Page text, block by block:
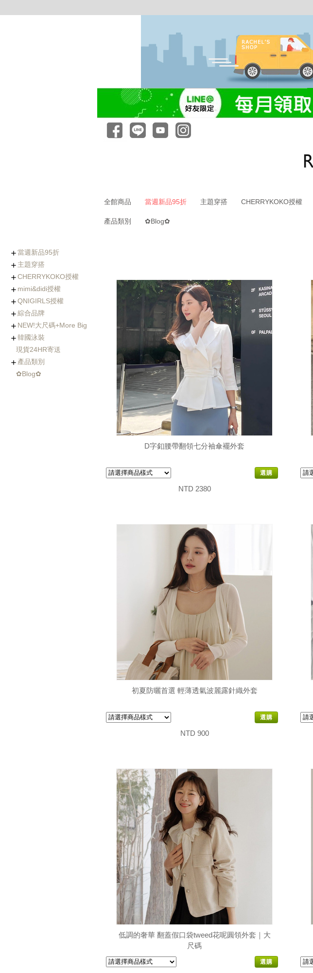
全館商品 當週新品95折 主題穿搭 CHERRYKOKO授權
產品類別 ✿Blog✿
當週新品95折
0806-0812新品
(8/5~8/12優惠95折)
0730-0805新品
0723-0729新品
0716-0722新品
0702-0708新品
主題穿搭
Chic x Slim｜逆天長腿
西裝褲特蒐
化身金秘書｜OL上衣穿
搭特輯
婚禮不失禮｜穿出好人
緣的優雅穿搭
小隻女專屬長褲｜再也
不用改褲長了！
徹底擊中他的心｜約會
穿搭必勝術
穿出時髦與優雅｜時尚
風衣特輯
寒流我不怕｜時髦保暖
外套特蒐
羊毛大衣
手工羊毛大衣
羽絨外套/鋪棉外套
毛衣外套
其它款式外套
海島假期必備｜渡假風
單品一次打包
棉花糖女孩の顯瘦絕招
Basic Wear｜365天天
都好搭！
穿過回不去的褲子
社團人氣款
Rachel's World直播間
名人推薦
人氣部落客Chiao推薦
年代新聞主播著用款
CHERRYKOKO授權
+ Made koko
+ Basic基礎內搭
+ Top上衣類
+ Outer外套類
+ Onepeice洋裝類
+ Skirt裙子類
+ Pants褲子類
+ Jeans單寧類
+ Acc配件類
+ Bag&Shoes包款&鞋
類
+ Summer Look
mimi&didi授權
+ Basic基礎內搭
+ Top上衣類
+ Outer外套類
+ Onepiece洋裝類
+ Skirt裙子類
+ Pants褲子類
+ Jeans單寧類
+ Acc配件類
+ Bag&Shoes包款&鞋
類
+ Homewear家居服飾
+ Summer Look
QNIGIRLS授權
+ QNIMADE
+ 155JEANS
+5cm加長版
+ Basic基礎內搭
+ Top上衣類
+ Outer外套類
+ Onepiece洋裝類
+ Skirt裙子類
+ Pants褲子類
+ Jeans單寧類
+ Acc配件類
+ Bags&Shoes包款&鞋
類
綜合品牌
+ Basic基礎內搭
+ Top上衣類
+ Outer外套類
+ Onepeice洋裝類
+ Skirt裙子類
+ Pants褲子類
+ Jeans單寧類
+ Bag&Shoes包款&鞋
類
+ Acc配件類
+ Summer Look
+ Fitnese Wear +
NEW!大尺碼+More Big
+ Top大尺碼上衣
+ Dress大尺碼洋裝
+ Ouetr大尺碼外套
+ Bottom大尺碼下身
韓國泳裝
連身泳裝
兩件式比基尼
三&四件式比基尼
大尺碼泳衣
防曬衣rash guard
玩水配件
現貨24HR寄送
產品類別
Basic基礎內搭
Top上衣類
Outer外套類
Skirt裙類
Pants褲類
Onepiece洋裝類
Acc配件類
Shoes鞋類
Bag包類
Homewear家居服飾
FitnessWear
✿Blog✿
D字釦腰帶翻領七分袖傘襬外套
選購
NTD 2380
初夏防曬首選 輕薄透氣波麗露針織外套
選購
NTD 900
低調的奢華 翻蓋假口袋tweed花呢圓領外套｜大
尺碼
選購